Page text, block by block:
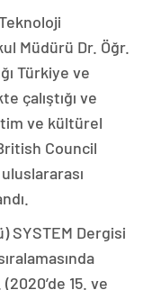
Müdürü Dr. Öğr.
Türkiye ve
çalıştığı ve
ve kültürel
Council
SYSTEM Dergisi
15. ve